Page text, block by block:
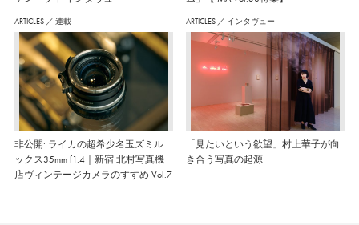
ARTICLES ／ 連載
非公開: ライカの超希少名玉ズミル
ックス35mm f1.4｜新宿 北村写真機
店ヴィンテージカメラのすすめ Vol.7
ARTICLES ／ インタヴュー
「見たいという欲望」村上華子が向
き合う写真の起源